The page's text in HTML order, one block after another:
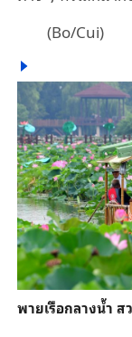
(Bo/Cui)
พายเรือกลางน้ำ